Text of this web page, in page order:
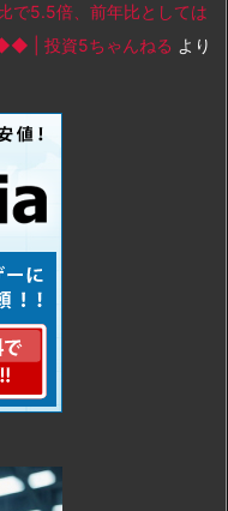
で5.5倍、前年比としては
| 投資5ちゃんねる より